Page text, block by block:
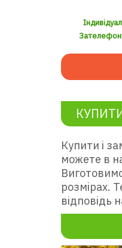
Купити і
можете в
розмірах.
відповідь